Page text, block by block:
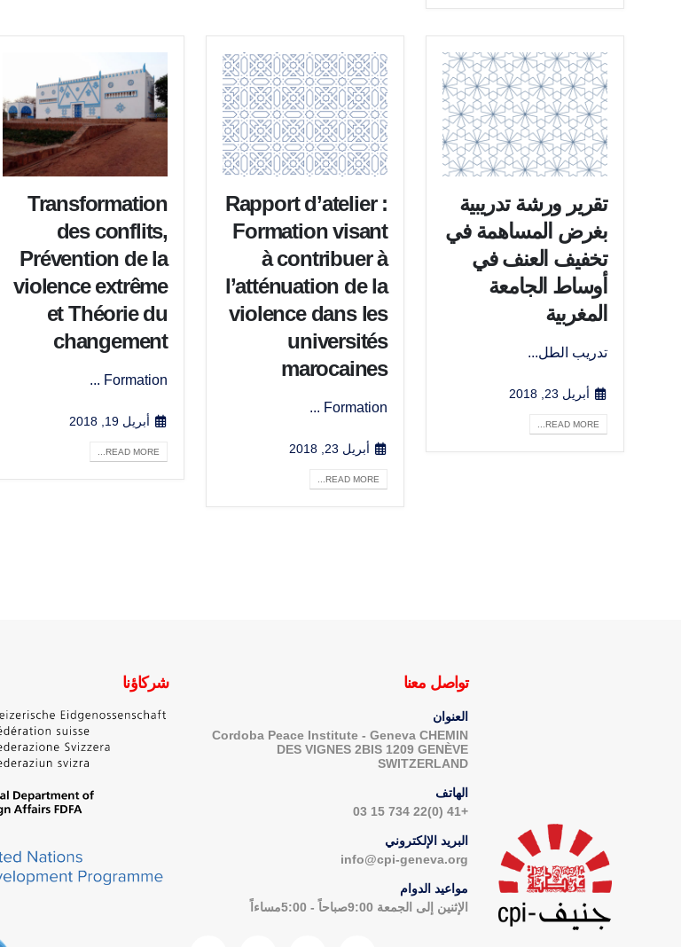
تقرير ورشة تدريبية
بغرض المساهمة في
تخفيف العنف في
أوساط الجامعة
المغربية
تدريب الطل...
أبريل 23, 2018
READ MORE...
Rapport d’atelier :
Formation visant
à contribuer à
l’atténuation de la
violence dans les
universités
marocaines
Formation ...
أبريل 23, 2018
READ MORE...
Transformation
des conflits,
Prévention de la
violence extrême
et Théorie du
changement
Formation ...
أبريل 19, 2018
READ MORE...
تواصل معنا
العنوان
Cordoba Peace Institute - Geneva CHEMIN
DES VIGNES 2BIS 1209 GENÈVE
SWITZERLAND
الهاتف
+41 (0)22 734 15 03
البريد الإلكتروني
info@cpi-geneva.org
مواعيد الدوام
الإثنين إلى الجمعة 9:00صباحاً - 5:00مساءاً
شركاؤنا